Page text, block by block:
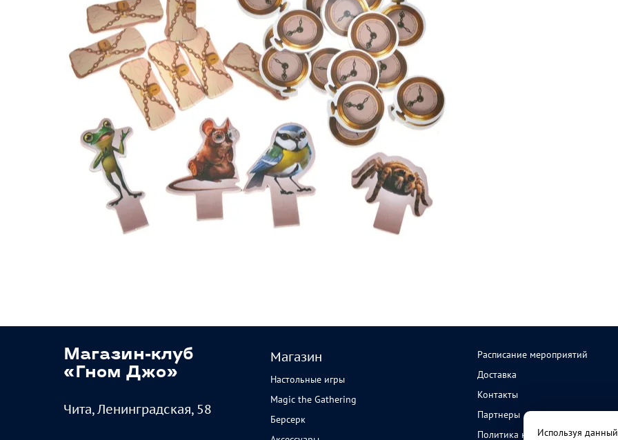
Магазин-клуб
«Гном Джо»
Чита, Ленинградская, 58
Магазин
Настольные игры
Magic the Gathering
Берсерк
Расписание мероприятий
Доставка
Контакты
Партнеры
Политика конфиденциальности
Используя